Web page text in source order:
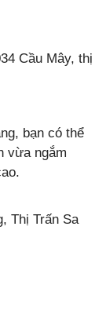
Cầu Mây, thị
bạn có thể
vừa ngắm
Thị Trấn Sa